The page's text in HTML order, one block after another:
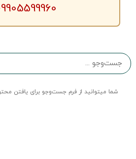
شما میتوانید از فرم جست‌و‌جو برای یافتن